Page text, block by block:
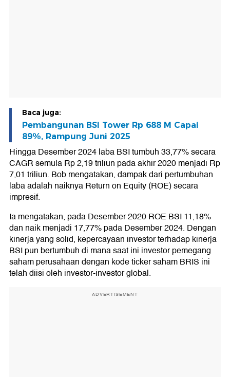
Baca juga:
Pembangunan BSI Tower Rp 688 M Capai
89%, Rampung Juni 2025
Hingga Desember 2024 laba BSI tumbuh 33,77% secara
CAGR semula Rp 2,19 triliun pada akhir 2020 menjadi Rp
7,01 triliun. Bob mengatakan, dampak dari pertumbuhan
laba adalah naiknya Return on Equity (ROE) secara
impresif.
Ia mengatakan, pada Desember 2020 ROE BSI 11,18%
dan naik menjadi 17,77% pada Desember 2024. Dengan
kinerja yang solid, kepercayaan investor terhadap kinerja
BSI pun bertumbuh di mana saat ini investor pemegang
saham perusahaan dengan kode ticker saham BRIS ini
telah diisi oleh investor-investor global.
ADVERTISEMENT